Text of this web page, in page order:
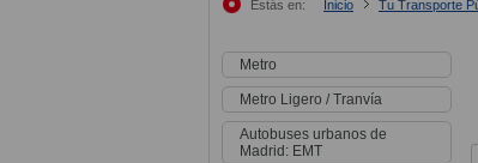
Estás en: Inicio Tu Transporte
Metro
Metro Ligero / Tranvía
Autobuses urbanos de
Madrid: EMT